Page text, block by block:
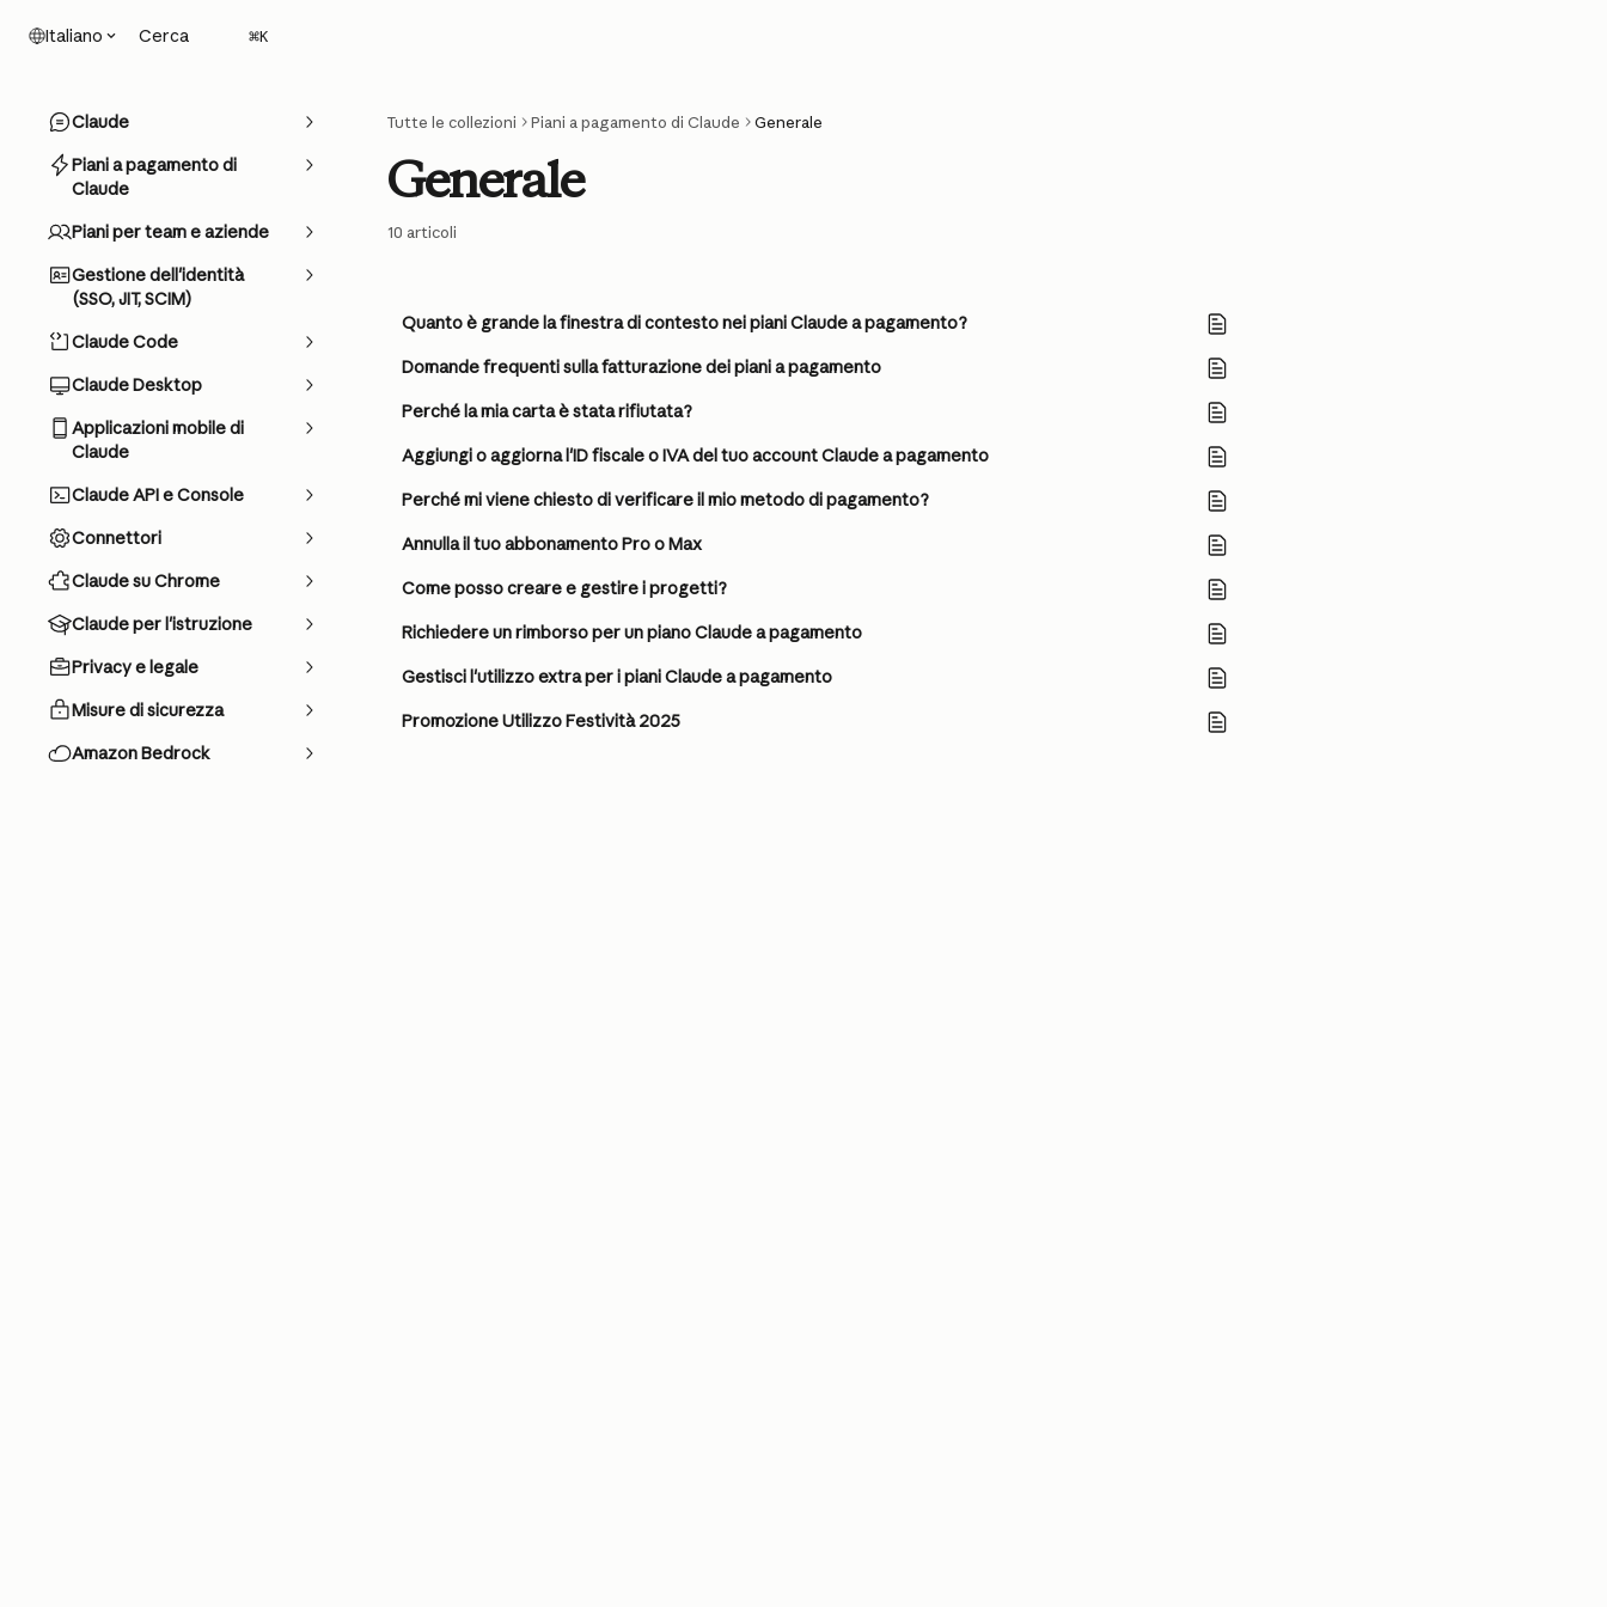
Italiano Cerca ⌘K
Claude
Piani a pagamento di
Claude
Piani per team e aziende
Gestione dell'identità
(SSO, JIT, SCIM)
Claude Code
Claude Desktop
Applicazioni mobile di
Claude
Claude API e Console
Connettori
Claude su Chrome
Claude per l'istruzione
Privacy e legale
Misure di sicurezza
Amazon Bedrock
Tutte le collezioni Piani a pagamento di Claude Generale
Generale
10 articoli
Quanto è grande la finestra di contesto nei piani Claude a pagamento?
Domande frequenti sulla fatturazione dei piani a pagamento
Perché la mia carta è stata rifiutata?
Aggiungi o aggiorna l'ID fiscale o IVA del tuo account Claude a pagamento
Perché mi viene chiesto di verificare il mio metodo di pagamento?
Annulla il tuo abbonamento Pro o Max
Come posso creare e gestire i progetti?
Richiedere un rimborso per un piano Claude a pagamento
Gestisci l'utilizzo extra per i piani Claude a pagamento
Promozione Utilizzo Festività 2025